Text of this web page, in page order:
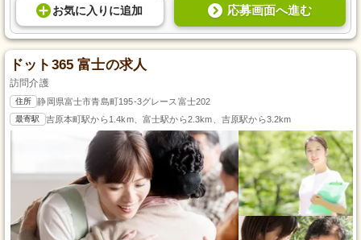
お気に入り に追加 応募画面へ進む
ドット365 富士の求人
訪問介護
住所 静岡県富士市青島町195-3グレース富士202
最寄駅 吉原本町駅から1.4km、富士駅から2.3km、吉原駅から3.2km